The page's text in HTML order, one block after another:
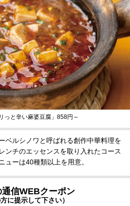
っと辛い麻婆豆腐」858円～
ベルシノワと呼ばれる創作中華料理を
ンチのエッセンスを取り入れたコース
ューは40種類以上を用意。
信WEBクーポン
方に提示して下さい）